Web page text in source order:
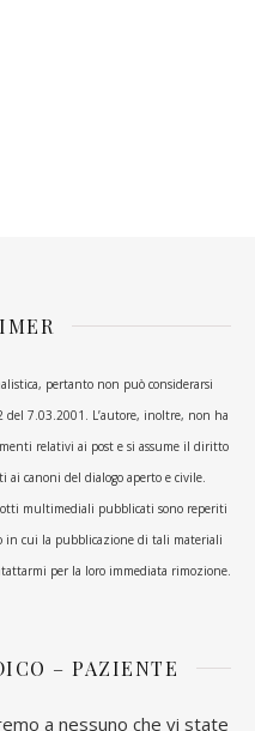
pertanto non può considerarsi
del 7.03.2001. L’autore, inoltre, non ha
relativi ai post e si assume il diritto
canoni del dialogo aperto e civile.
multimediali pubblicati sono reperiti
in cui la pubblicazione di tali materiali
per la loro immediata rimozione.
– PAZIENTE
a nessuno che vi state